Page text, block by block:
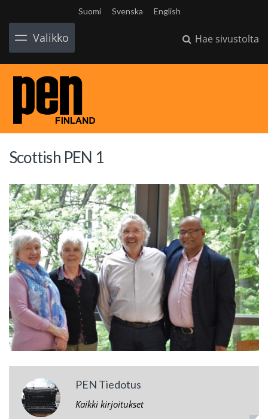
Suomi Svenska English
Valikko Hae sivustolta
Scottish PEN 1
PEN Tiedotus
Kaikki kirjoitukset